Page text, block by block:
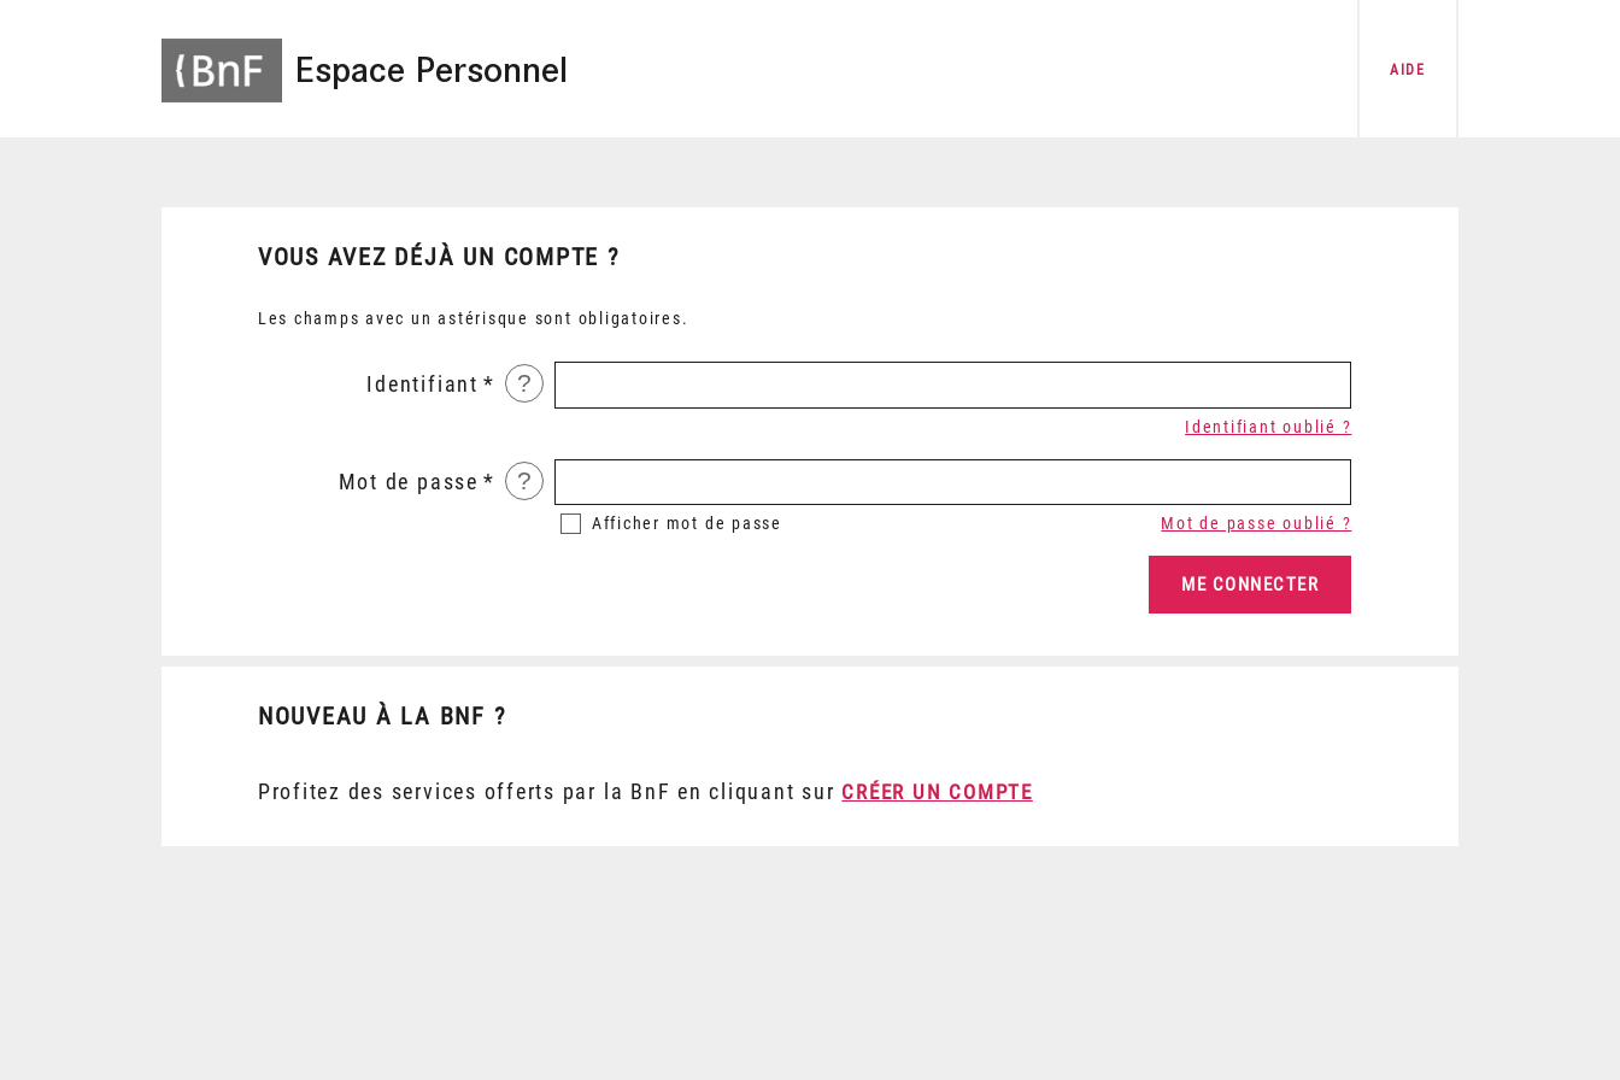
Espace Personnel AIDE
VOUS AVEZ DÉJÀ UN COMPTE ?
Les champs avec un astérisque sont obligatoires.
Identifiant ?
Identifiant oublié ?
Mot de passe ?
Afficher mot de passe Mot de passe oublié ?
NOUVEAU À LA BNF ?
Profitez des services offerts par la BnF en cliquant sur CRÉER UN COMPTE